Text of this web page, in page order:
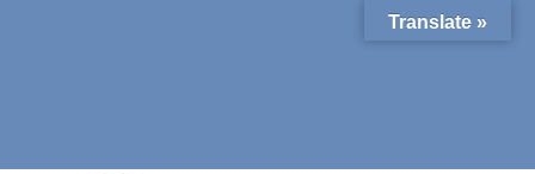
Translate »